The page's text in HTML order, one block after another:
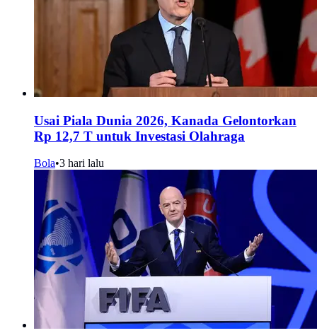
Usai Piala Dunia 2026, Kanada Gelontorkan
Rp 12,7 T untuk Investasi Olahraga
Bola•3 hari lalu